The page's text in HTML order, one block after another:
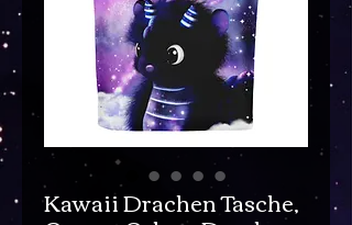
Kawaii Drachen Tasche,